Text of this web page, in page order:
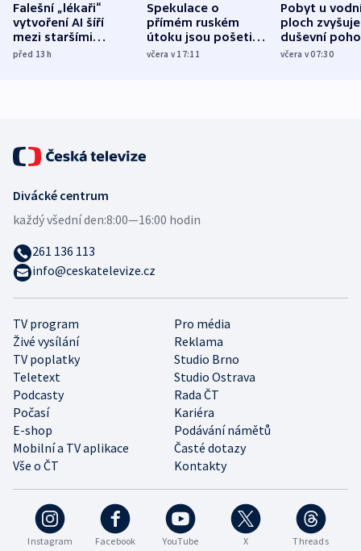
Falešní „lékaři“
vytvoření AI šíří
mezi staršími
Poláky nebezpečné
před 13h
Spekulace o
přímém ruském
útoku jsou pošetilé,
míní estonský
včera v 17:11
Pobyt u
ploch zvyšuje
duševní
ukázala
včera v 07:30
Instagram Facebook YouTube X Threads
TV program
Pro média
Živé vysílání
Reklama
TV poplatky
Studio Brno
Teletext
Studio Ostrava
Podcasty
Rada ČT
Počasí
Kariéra
E-shop
Podávání námětů
Mobilní a TV aplikace
Časté dotazy
Vše o ČT
Kontakty
Divácké centrum
každý všední den:8:00—16:00 hodin
261 136 113
info@ceskatelevize.cz